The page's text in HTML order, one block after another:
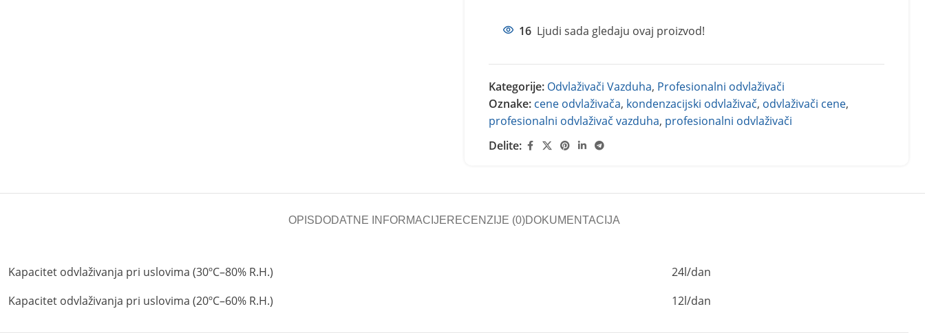
16 Ljudi sada gledaju ovaj proizvod!
Kategorije: Odvlaživači Vazduha, Profesionalni odvlaživači
Oznake: cene odvlaživača, kondenzacijski odvlaživač, odvlaživači cene,
profesionalni odvlaživač vazduha, profesionalni odvlaživači
Delite:
OPISDODATNE INFORMACIJERECENZIJE (0)DOKUMENTACIJA
Kapacitet odvlaživanja pri uslovima (30ºC–80% R.H.)
Kapacitet odvlaživanja pri uslovima (20ºC–60% R.H.)
24l/dan
12l/dan